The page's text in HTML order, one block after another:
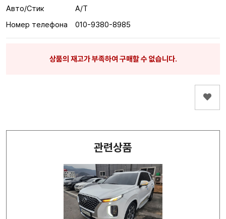
Авто/Стик
A/T
Номер телефона
010-9380-8985
상품의 재고가 부족하여 구매할 수 없습니다.
관련상품